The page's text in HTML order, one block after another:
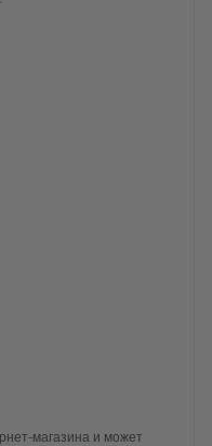
магазина и может